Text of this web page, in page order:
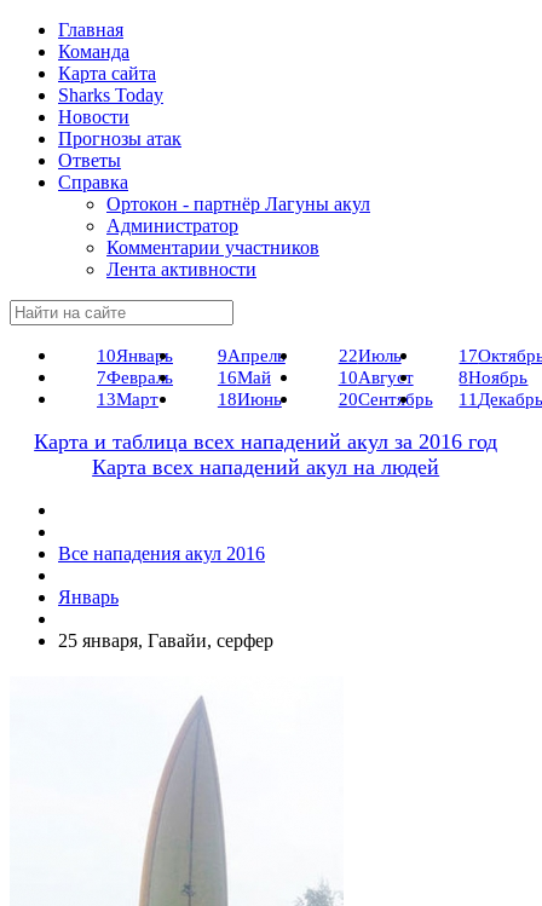
Главная
Команда
Карта сайта
Sharks Today
Новости
Прогнозы атак
Ответы
Справка
Ортокон - партнёр Лагуны акул
Администратор
Комментарии участников
Лента активности
10Январь
7Февраль
13Март
9Апрель
16Май
18Июнь
22Июль
10Август
20Сентябрь
17
8Ноябрь
11
Карта и таблица всех нападений акул за 2016 год
Карта всех нападений акул на людей
Все нападения акул 2016
Январь
25 января, Гавайи, серфер